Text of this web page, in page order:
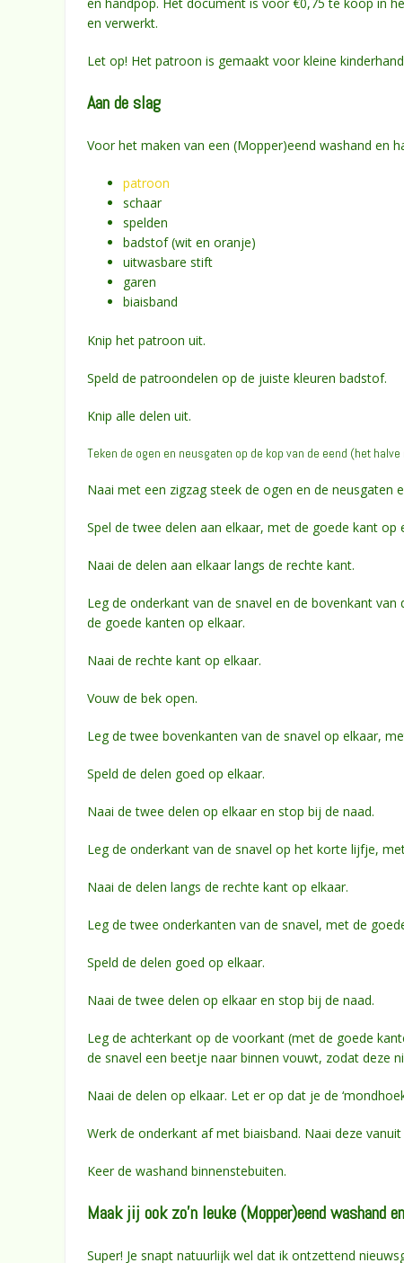
en verwerkt.
Let op! Het patroon is gemaakt voor kleine
Aan de slag
Voor het maken van een (Mopper)eend washand en
patroon
schaar
spelden
badstof (wit en oranje)
uitwasbare stift
garen
biaisband
Knip het patroon uit.
Speld de patroondelen op de juiste kleuren badstof.
Knip alle delen uit.
Teken de ogen en neusgaten op de kop van de eend (het halve
Naai met een zigzag steek de ogen en de neusgaten
Spel de twee delen aan elkaar, met de goede kant op
Naai de delen aan elkaar langs de rechte kant.
Leg de onderkant van de snavel en de bovenkant
de goede kanten op elkaar.
Naai de rechte kant op elkaar.
Vouw de bek open.
Leg de twee bovenkanten van de snavel op elkaar,
Speld de delen goed op elkaar.
Naai de twee delen op elkaar en stop bij de naad.
Leg de onderkant van de snavel op het korte lijfje,
Naai de delen langs de rechte kant op elkaar.
Leg de twee onderkanten van de snavel, met de
Speld de delen goed op elkaar.
Naai de twee delen op elkaar en stop bij de naad.
Leg de achterkant op de voorkant (met de goede
de snavel een beetje naar binnen vouwt, zodat deze
Naai de delen op elkaar. Let er op dat je de
Werk de onderkant af met biaisband. Naai deze
Keer de washand binnenstebuiten.
Maak jij ook zo’n leuke (Mopper)eend washand
Super! Je snapt natuurlijk wel dat ik ontzettend